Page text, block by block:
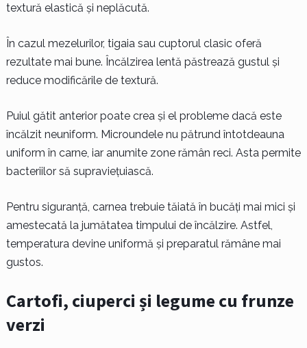
textură elastică și neplăcută.
În cazul mezelurilor, tigaia sau cuptorul clasic oferă
rezultate mai bune. Încălzirea lentă păstrează gustul și
reduce modificările de textură.
Puiul gătit anterior poate crea și el probleme dacă este
încălzit neuniform. Microundele nu pătrund întotdeauna
uniform în carne, iar anumite zone rămân reci. Asta permite
bacteriilor să supraviețuiască.
Pentru siguranță, carnea trebuie tăiată în bucăți mai mici și
amestecată la jumătatea timpului de încălzire. Astfel,
temperatura devine uniformă și preparatul rămâne mai
gustos.
Cartofi, ciuperci și legume cu frunze
verzi